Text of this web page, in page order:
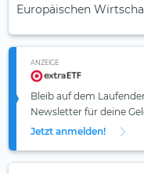
Europäischen
ANZEIGE
Bleib auf dem
Newsletter für deine
Jetzt anmelden!